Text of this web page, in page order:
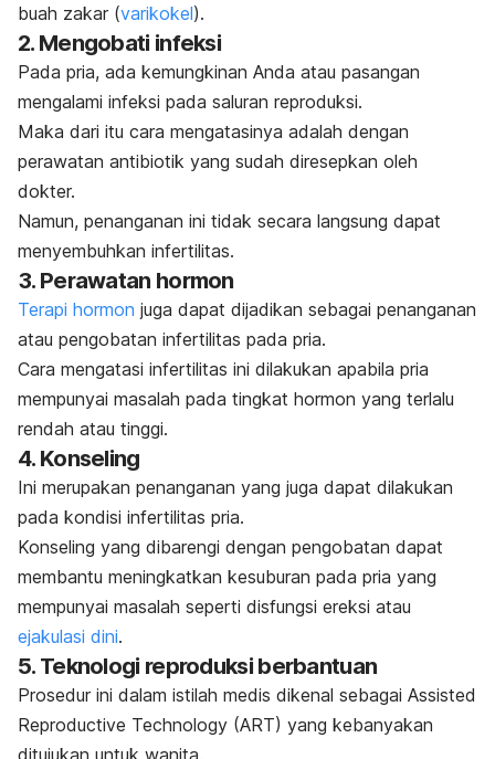
buah zakar (varikokel).
2. Mengobati infeksi
Pada pria, ada kemungkinan Anda atau pasangan
mengalami infeksi pada saluran reproduksi.
Maka dari itu cara mengatasinya adalah dengan
perawatan antibiotik yang sudah diresepkan oleh
dokter.
Namun, penanganan ini tidak secara langsung dapat
menyembuhkan infertilitas.
3. Perawatan hormon
Terapi hormon juga dapat dijadikan sebagai penanganan
atau pengobatan infertilitas pada pria.
Cara mengatasi infertilitas ini dilakukan apabila pria
mempunyai masalah pada tingkat hormon yang terlalu
rendah atau tinggi.
4. Konseling
Ini merupakan penanganan yang juga dapat dilakukan
pada kondisi infertilitas pria.
Konseling yang dibarengi dengan pengobatan dapat
membantu meningkatkan kesuburan pada pria yang
mempunyai masalah seperti disfungsi ereksi atau
ejakulasi dini.
5. Teknologi reproduksi berbantuan
Prosedur ini dalam istilah medis dikenal sebagai Assisted
Reproductive Technology (ART) yang kebanyakan
ditujukan untuk wanita.